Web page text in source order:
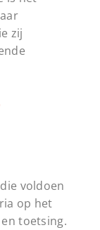
zij
voldoen
op het
toetsing.